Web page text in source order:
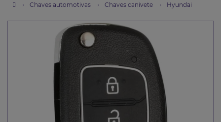
Chaves automotivas Chaves canivete Hyundai